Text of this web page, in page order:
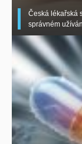
Česká lékařská
správném